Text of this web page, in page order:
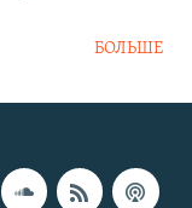
БОЛЬШЕ